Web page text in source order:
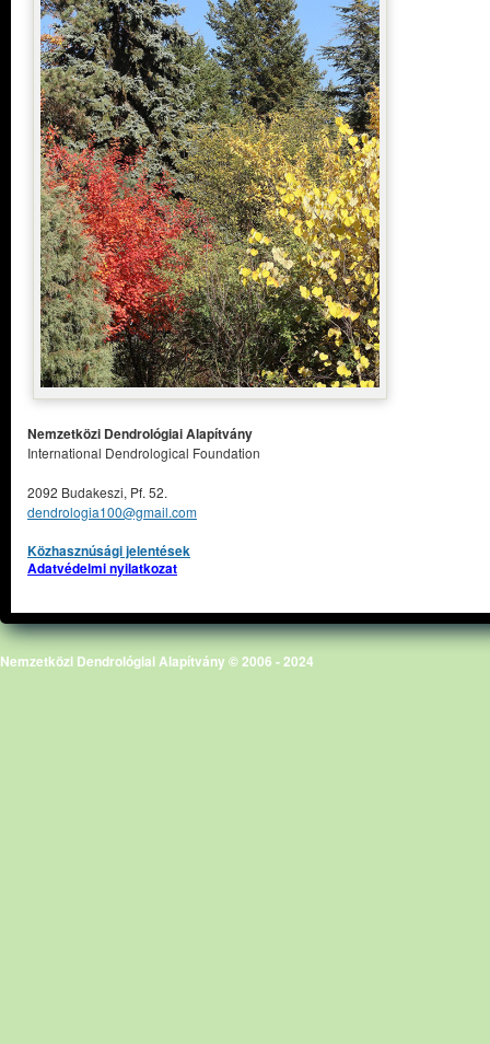
Nemzetközi Dendrológiai Alapítvány
International Dendrological Foundation
2092 Budakeszi, Pf. 52.
dendrologia100@gmail.com
Közhasznúsági jelentések
Adatvédelmi nyilatkozat
Nemzetközi Dendrológiai Alapítvány © 2006 - 2024